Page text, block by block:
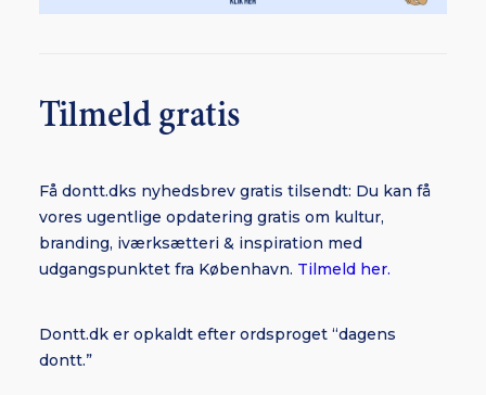
Tilmeld gratis
Få dontt.dks nyhedsbrev gratis tilsendt: Du kan få
vores ugentlige opdatering gratis om kultur,
branding, iværksætteri & inspiration med
udgangspunktet fra København. Tilmeld her.
Dontt.dk er opkaldt efter ordsproget “dagens
dontt.”